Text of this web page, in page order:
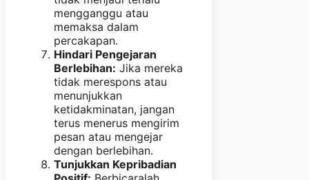
mengganggu atau
memaksa dalam
percakapan.
Hindari Pengejaran
Berlebihan: Jika mereka
tidak merespons atau
menunjukkan
ketidakminatan, jangan
terus menerus mengirim
pesan atau mengejar
dengan berlebihan.
Tunjukkan Kepribadian